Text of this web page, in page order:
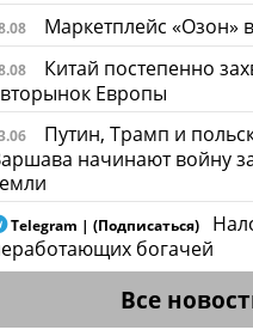
Маркетплейс
Китай постепенно
Европы
Путин, Трамп и
начинают войну
Telegram | (Подписаться)
богачей
Все